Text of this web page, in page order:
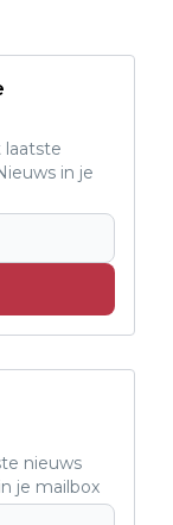
laatste
in je
nieuws
je mailbox